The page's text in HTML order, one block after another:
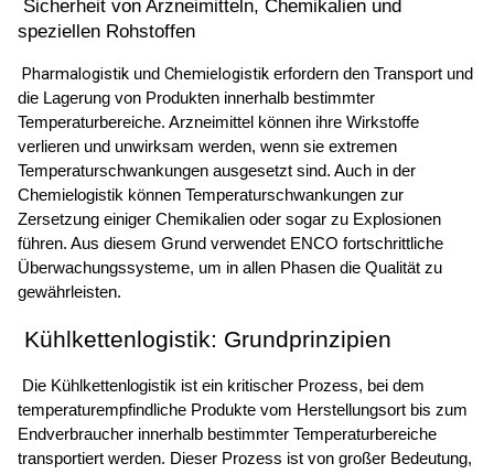
speziellen Rohstoffen
Pharmalogistik und Chemielogistik erfordern den Transport und
die Lagerung von Produkten innerhalb bestimmter
Temperaturbereiche. Arzneimittel können ihre Wirkstoffe
verlieren und unwirksam werden, wenn sie extremen
Temperaturschwankungen ausgesetzt sind. Auch in der
Chemielogistik können Temperaturschwankungen zur
Zersetzung einiger Chemikalien oder sogar zu Explosionen
führen. Aus diesem Grund verwendet ENCO fortschrittliche
Überwachungssysteme, um in allen Phasen die Qualität zu
gewährleisten.
Kühlkettenlogistik: Grundprinzipien
temperaturempfindliche Produkte vom Herstellungsort bis zum
Endverbraucher innerhalb bestimmter Temperaturbereiche
transportiert werden. Dieser Prozess ist von großer Bedeutung,